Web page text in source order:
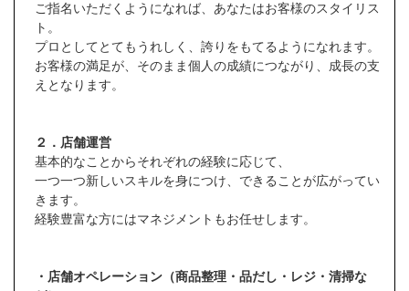
ご指名いただくようになれば、あなたはお客様のスタイリス
ト。
プロとしてとてもうれしく、誇りをもてるようになれます。
お客様の満足が、そのまま個人の成績につながり、成長の支
えとなります。
２．店舗運営
基本的なことからそれぞれの経験に応じて、
一つ一つ新しいスキルを身につけ、できることが広がってい
きます。
経験豊富な方にはマネジメントもお任せします。
・店舗オペレーション（商品整理・品だし・レジ・清掃な